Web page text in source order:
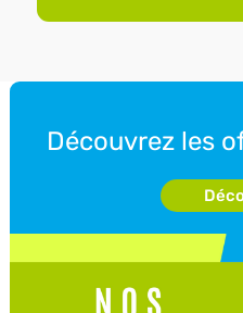
Découvrez les